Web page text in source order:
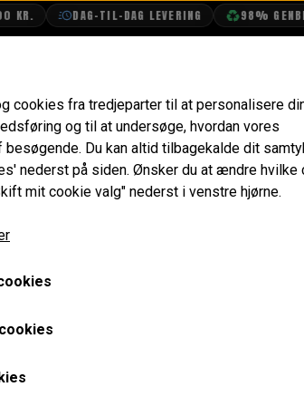
KR. DAG-TIL-DAG LEVERING 98%
cookies fra tredjeparter til at personalisere
og til at undersøge, hvordan vores
Du kan altid tilbagekalde dit
nederst på siden. Ønsker du at ændre hvilke
mit cookie valg" nederst i venstre hjørne.